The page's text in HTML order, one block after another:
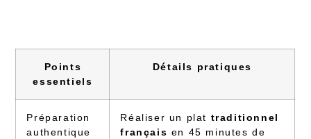
Points
essentiels
Détails pratiques
Préparation
authentique
Réaliser un plat traditionnel
français en 45 minutes de